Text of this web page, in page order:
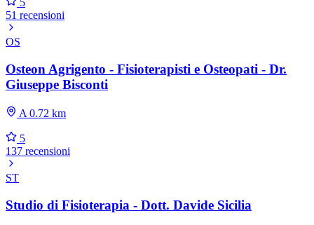
5
51 recensioni
OS
Osteon Agrigento - Fisioterapisti e Osteopati - Dr.
Giuseppe Bisconti
A 0.72 km
5
137 recensioni
ST
Studio di Fisioterapia - Dott. Davide Sicilia